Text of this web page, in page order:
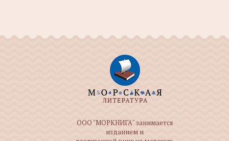
ООО "МОРКНИГА" занимается
изданием и